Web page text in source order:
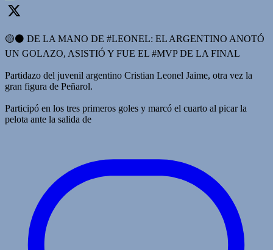
🟡⚫️ DE LA MANO DE #LEONEL: EL ARGENTINO ANOTÓ
UN GOLAZO, ASISTIÓ Y FUE EL #MVP DE LA FINAL
Partidazo del juvenil argentino Cristian Leonel Jaime, otra vez la
gran figura de Peñarol.
Participó en los tres primeros goles y marcó el cuarto al picar la
pelota ante la salida de